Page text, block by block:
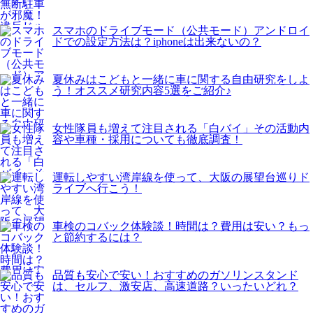
スマホのドライブモード（公共モード）アンドロイ
ドでの設定方法は？iphoneは出来ないの？
夏休みはこどもと一緒に車に関する自由研究をしよ
う！オススメ研究内容5選をご紹介♪
女性隊員も増えて注目される「白バイ」その活動内
容や車種・採用についても徹底調査！
運転しやすい湾岸線を使って、大阪の展望台巡りド
ライブへ行こう！
車検のコバック体験談！時間は？費用は安い？もっ
と節約するには？
品質も安心で安い！おすすめのガソリンスタンド
は、セルフ、激安店、高速道路？いったいどれ？